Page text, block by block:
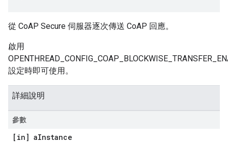
從 CoAP Secure 伺服器逐次傳送 CoAP 回應。
啟用
設定時即可使用。
詳細說明
參數
[in] aInstance